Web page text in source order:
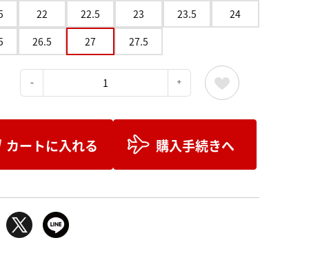
22 22.5 23 23.5
24
26.5 27 27.5
カートに入れる 購入手続きへ